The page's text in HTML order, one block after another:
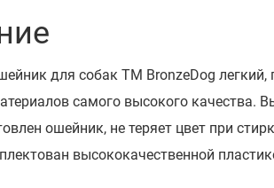
для собак ТМ BronzeDog
самого высокого качества.
ошейник, не теряет цвет при
высококачественной